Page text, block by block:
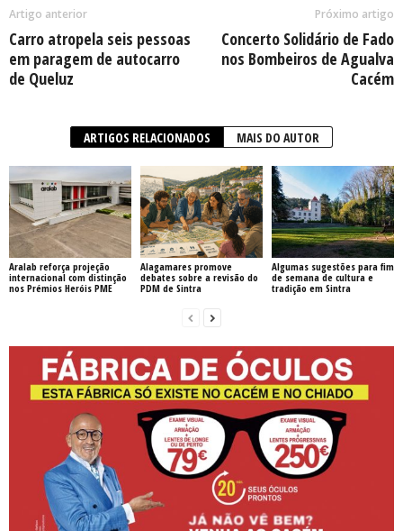
Artigo anterior
Carro atropela seis pessoas
em paragem de autocarro
de Queluz
Próximo artigo
Concerto Solidário de Fado
nos Bombeiros de Agualva
Cacém
ARTIGOS RELACIONADOS MAIS DO AUTOR
Aralab reforça projeção
internacional com distinção
nos Prémios Heróis PME
Alagamares promove
debates sobre a revisão do
PDM de Sintra
Algumas sugestões para fim
de semana de cultura e
tradição em Sintra